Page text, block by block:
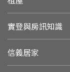
實登與房訊知識
信義居家